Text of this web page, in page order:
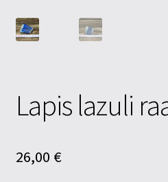
Lapis lazuli
26,00 €